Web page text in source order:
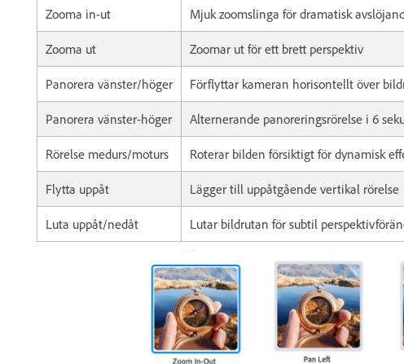
Zooma in-ut Mjuk zoomslinga för dramatisk
Zooma ut Zoomar ut för ett brett perspektiv
Panorera vänster/höger Förflyttar kameran horisontellt över
Panorera vänster-höger Alternerande panoreringsrörelse i 6
Rörelse medurs/moturs Roterar bilden försiktigt för dynamisk
Flytta uppåt Lägger till uppåtgående vertikal rörelse
Luta uppåt/nedåt Lutar bildrutan för subtil